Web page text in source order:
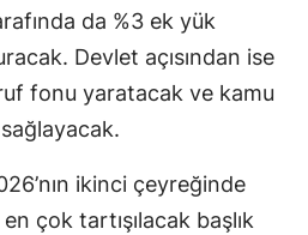
da %3 ek yük
Devlet açısından ise
fonu yaratacak ve kamu
ikinci çeyreğinde
çok tartışılacak başlık